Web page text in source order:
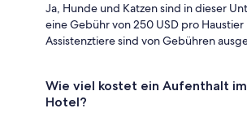
Ja, Hunde und Katzen sind in dieser
eine Gebühr von 250 USD pro
Assistenztiere sind von Gebühren
Wie viel kostet ein Aufenthalt
Hotel?